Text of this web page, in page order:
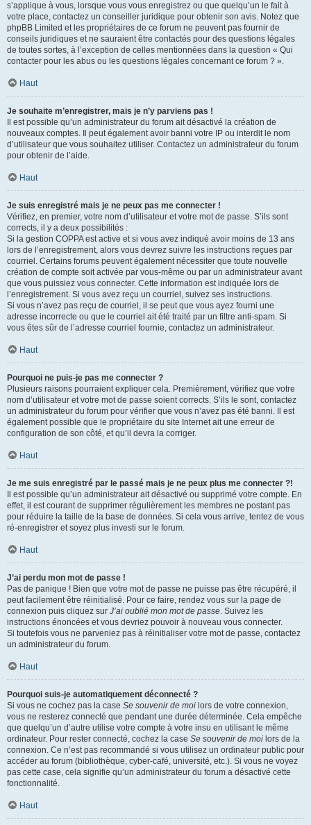
s’applique à vous, lorsque vous vous enregistrez ou que quelqu’un le fait à
votre place, contactez un conseiller juridique pour obtenir son avis. Notez que
phpBB Limited et les propriétaires de ce forum ne peuvent pas fournir de
conseils juridiques et ne sauraient être contactés pour des questions légales
de toutes sortes, à l’exception de celles mentionnées dans la question « Qui
contacter pour les abus ou les questions légales concernant ce forum ? ».
Haut
Je souhaite m’enregistrer, mais je n’y parviens pas !
Il est possible qu’un administrateur du forum ait désactivé la création de
nouveaux comptes. Il peut également avoir banni votre IP ou interdit le nom
d’utilisateur que vous souhaitez utiliser. Contactez un administrateur du forum
pour obtenir de l’aide.
Haut
Je suis enregistré mais je ne peux pas me connecter !
Vérifiez, en premier, votre nom d’utilisateur et votre mot de passe. S’ils sont
corrects, il y a deux possibilités :
Si la gestion COPPA est active et si vous avez indiqué avoir moins de 13 ans
lors de l’enregistrement, alors vous devrez suivre les instructions reçues par
courriel. Certains forums peuvent également nécessiter que toute nouvelle
création de compte soit activée par vous-même ou par un administrateur avant
que vous puissiez vous connecter. Cette information est indiquée lors de
l’enregistrement. Si vous avez reçu un courriel, suivez ses instructions.
Si vous n’avez pas reçu de courriel, il se peut que vous ayez fourni une
adresse incorrecte ou que le courriel ait été traité par un filtre anti-spam. Si
vous êtes sûr de l’adresse courriel fournie, contactez un administrateur.
Haut
Pourquoi ne puis-je pas me connecter ?
Plusieurs raisons pourraient expliquer cela. Premièrement, vérifiez que votre
nom d’utilisateur et votre mot de passe soient corrects. S’ils le sont, contactez
un administrateur du forum pour vérifier que vous n’avez pas été banni. Il est
également possible que le propriétaire du site Internet ait une erreur de
configuration de son côté, et qu’il devra la corriger.
Haut
Je me suis enregistré par le passé mais je ne peux plus me connecter ?!
Il est possible qu’un administrateur ait désactivé ou supprimé votre compte. En
effet, il est courant de supprimer régulièrement les membres ne postant pas
pour réduire la taille de la base de données. Si cela vous arrive, tentez de vous
ré-enregistrer et soyez plus investi sur le forum.
Haut
J’ai perdu mon mot de passe !
Pas de panique ! Bien que votre mot de passe ne puisse pas être récupéré, il
peut facilement être réinitialisé. Pour ce faire, rendez vous sur la page de
connexion puis cliquez sur J’ai oublié mon mot de passe. Suivez les
instructions énoncées et vous devriez pouvoir à nouveau vous connecter.
Si toutefois vous ne parveniez pas à réinitialiser votre mot de passe, contactez
un administrateur du forum.
Haut
Pourquoi suis-je automatiquement déconnecté ?
Si vous ne cochez pas la case Se souvenir de moi lors de votre connexion,
vous ne resterez connecté que pendant une durée déterminée. Cela empêche
que quelqu’un d’autre utilise votre compte à votre insu en utilisant le même
ordinateur. Pour rester connecté, cochez la case Se souvenir de moi lors de la
connexion. Ce n’est pas recommandé si vous utilisez un ordinateur public pour
accéder au forum (bibliothèque, cyber-café, université, etc.). Si vous ne voyez
pas cette case, cela signifie qu’un administrateur du forum a désactivé cette
fonctionnalité.
Haut